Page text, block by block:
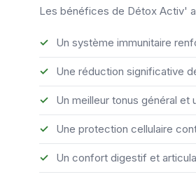
Les bénéfices de Détox Activ'
Un système immunitaire
Une réduction significative
Un meilleur tonus général et
Une protection cellulaire
Un confort digestif et